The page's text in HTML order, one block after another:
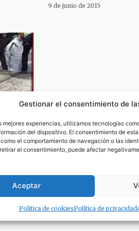
Gestionar el consentimiento de
mejores experiencias, utilizamos tecnologías
del dispositivo. El consentimiento de
el comportamiento de navegación o las
el consentimiento, puede afectar
Aceptar
Política de cookiesPolítica de privacidad
9 de junio de 2015
de